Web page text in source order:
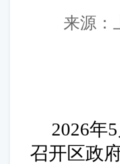
来源：
2026年5
召开区政